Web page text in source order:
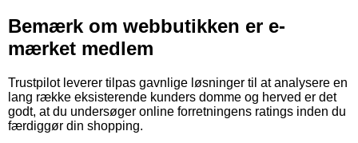
Bemærk om webbutikken er e-
mærket medlem
Trustpilot leverer tilpas gavnlige løsninger til at analysere en
lang række eksisterende kunders domme og herved er det
godt, at du undersøger online forretningens ratings inden du
færdiggør din shopping.